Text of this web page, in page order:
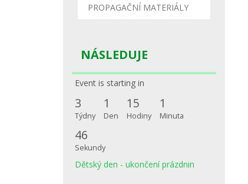
PROPAGAČNÍ MATERIÁLY
NÁSLEDUJE
Event is starting in
3
Týdny
1
Den
15
Hodiny
1
Minuta
46
Sekundy
Dětský den - ukončení prázdnin